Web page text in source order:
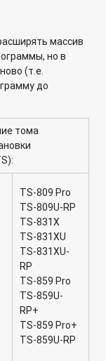
требования к
коллекции на
DLNA-
накопителе
flash-памяти
по
массив
но в
(т.е.
до
тома
TS-809 Pro
TS-809U-RP
TS-831X
TS-831XU
TS-831XU-
RP
TS-859 Pro
TS-859U-
RP+
TS-859 Pro+
TS-859U-RP